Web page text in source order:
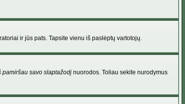
ir jūs pats. Tapsite vienu iš paslėptų vartotojų.
pamiršau savo slaptažodį nuorodos. Toliau sekite nurodymus